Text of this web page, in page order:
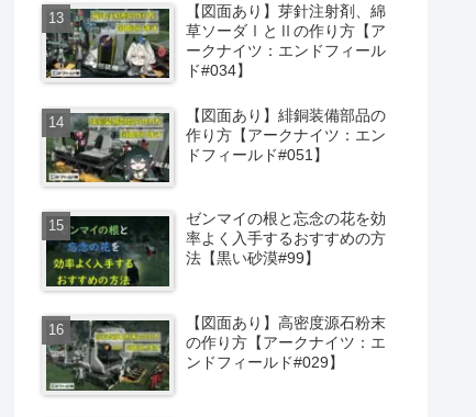
【図面あり】芽針注射剤、綿
草ソーダⅠとⅡの作り方【ア
ークナイツ：エンドフィール
ド#034】
【図面あり】緋銅装備部品の
作り方【アークナイツ：エン
ドフィールド#051】
ゼンマイの根と忘念の花を効
率よく入手するおすすめの方
法【黒い砂漠#99】
【図面あり】高密度源石粉末
の作り方【アークナイツ：エ
ンドフィールド#029】